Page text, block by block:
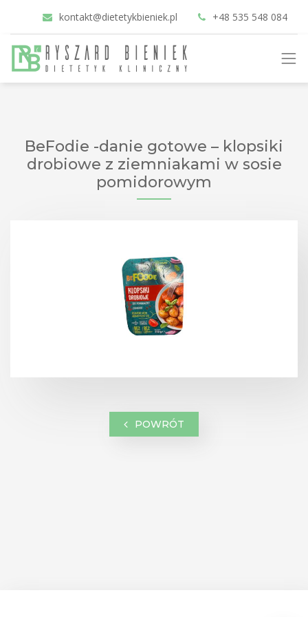
kontakt@dietetykbieniek.pl +48 535 548 084
BeFodie -danie gotowe – klopsiki
drobiowe z ziemniakami w sosie
pomidorowym
POWRÓT